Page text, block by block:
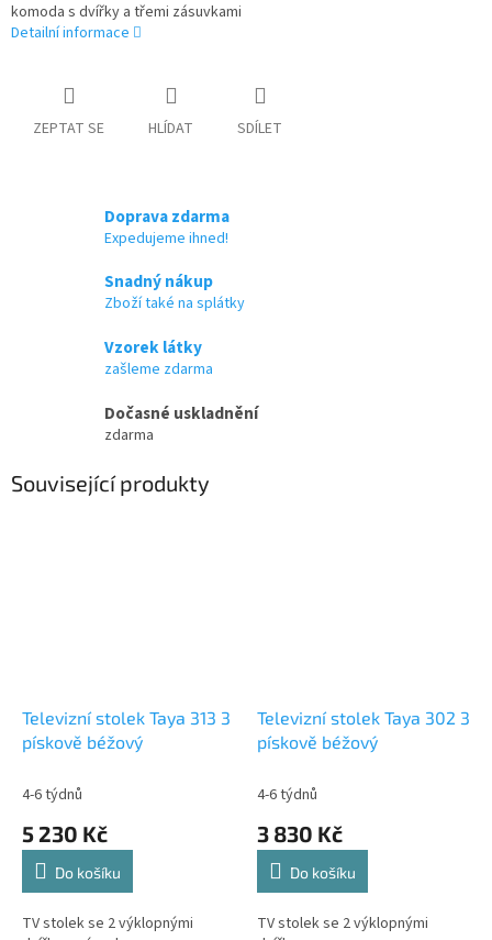
komoda s dvířky a třemi zásuvkami
Detailní informace
ZEPTAT SE HLÍDAT SDÍLET
Doprava zdarma
Expedujeme ihned!
Snadný nákup
Zboží také na splátky
Vzorek látky
zašleme zdarma
Dočasné uskladnění
zdarma
Související produkty
Televizní stolek Taya 313 3
pískově béžový
4-6 týdnů
5 230 Kč
Do košíku
TV stolek se 2 výklopnými
Televizní stolek Taya 302 3
pískově béžový
4-6 týdnů
3 830 Kč
Do košíku
TV stolek se 2 výklopnými